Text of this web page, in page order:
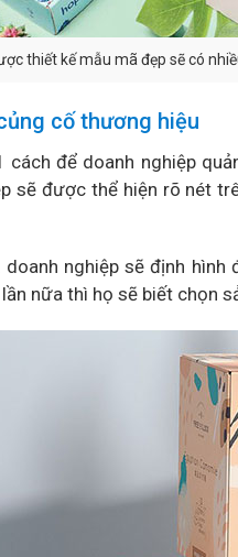
thiết kế mẫu mã đẹp sẽ có
cố thương hiệu
cách để doanh nghiệp
sẽ được thể hiện rõ nét
nghiệp sẽ định
nữa thì họ sẽ biết chọn